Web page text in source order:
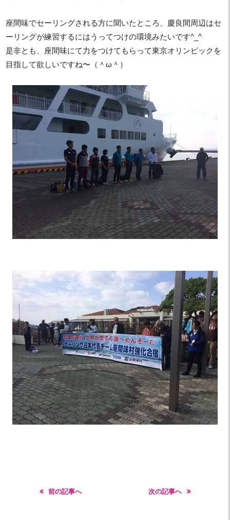
座間味でセーリングされる方に聞いたところ、慶良間周辺はセ
ーリングが練習するにはうってつけの環境みたいです^_^
是非とも、座間味にて力をつけてもらって東京オリンピックを
目指して欲しいですね〜（＾ω＾）
前の記事へ 次の記事へ